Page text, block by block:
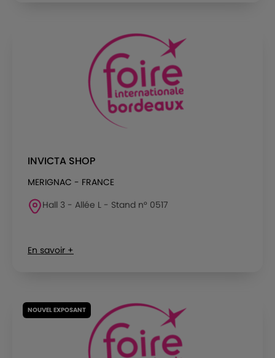
INVICTA SHOP
MERIGNAC - FRANCE
Hall 3 - Allée L - Stand n° 0517
En savoir +
NOUVEL EXPOSANT